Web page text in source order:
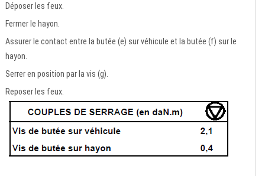
Déposer les feux.
Fermer le hayon.
Assurer le contact entre la butée (e) sur véhicule et la butée (f) sur le
hayon.
Serrer en position par la vis (g).
Reposer les feux.